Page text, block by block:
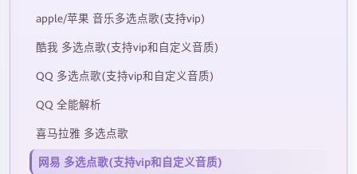
apple/苹果 音乐多选点歌(支持vip)
酷我 多选点歌(支持vip和自定义音质)
QQ 多选点歌(支持vip和自定义音质)
QQ 全能解析
喜马拉雅 多选点歌
网易 多选点歌(支持vip和自定义音质)